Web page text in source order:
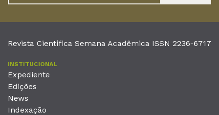
Revista Científica Semana Acadêmica ISSN 2236-6717
INSTITUCIONAL
Expediente
Edições
News
Indexação